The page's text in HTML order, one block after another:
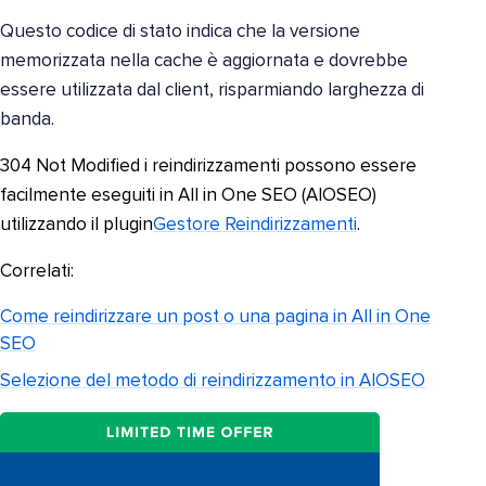
Questo codice di stato indica che la versione
memorizzata nella cache è aggiornata e dovrebbe
essere utilizzata dal client, risparmiando larghezza di
banda.
304 Not Modified i reindirizzamenti possono essere
facilmente eseguiti in All in One SEO (AIOSEO)
utilizzando il pluginGestore Reindirizzamenti.
Correlati:
Come reindirizzare un post o una pagina in All in One
SEO
Selezione del metodo di reindirizzamento in AIOSEO